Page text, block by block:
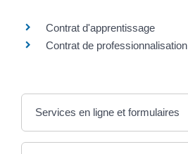
Contrat d'apprentissage
Contrat de professionnalisation
Services en ligne et formulaires